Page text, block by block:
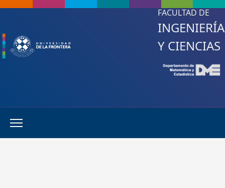
FACULTAD DE
INGENIERÍA
Y CIENCIAS